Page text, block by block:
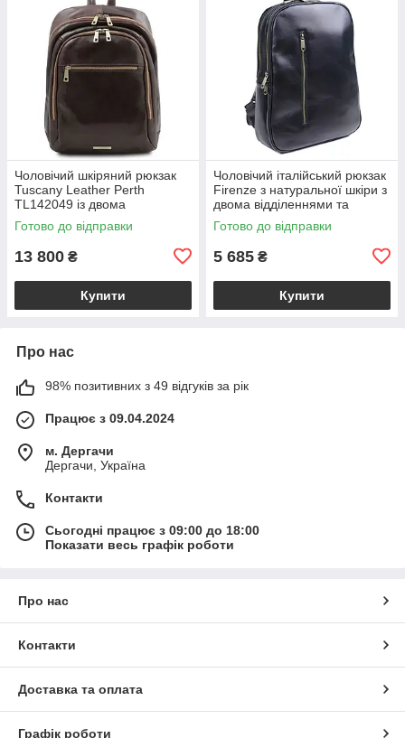
Чоловічий шкіряний рюкзак
Tuscany Leather Perth
TL142049 із двома
відділеннями на блискавці,
темно-коричневий
Готово до відправки
13 800 ₴
Купити
Чоловічий італійський рюкзак
Firenze з натуральної шкіри з
двома відділеннями та
фронтальною кишенею,
чорний VL2220-05-31
Готово до відправки
5 685 ₴
Купити
Про нас
98% позитивних з 49 відгуків за рік
Працює з 09.04.2024
м. Дергачи
Дергачи, Україна
Контакти
Сьогодні працює з 09:00 до 18:00
Показати весь графік роботи
Про нас
Контакти
Доставка та оплата
Графік роботи